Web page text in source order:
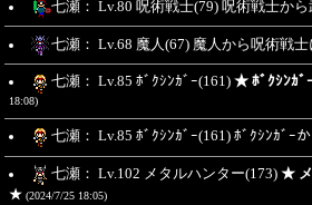
七瀬： Lv.80 呪術戦士(79) 呪術戦士か
七瀬： Lv.68 魔人(67) 魔人から呪術戦
七瀬： Lv.85 ﾎﾞｸｼﾝｶﾞｰ(161) ★ ﾎﾞｸｼﾝｶﾞ
18:08)
七瀬： Lv.85 ﾎﾞｸｼﾝｶﾞｰ(161) ﾎﾞｸｼﾝｶﾞｰ
七瀬： Lv.102 メタルハンター(173) ★ メ
★ (2024/7/25 18:05)